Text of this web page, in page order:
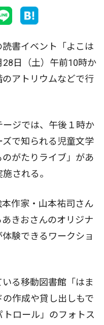
書イベント「よこは
日（土）午前10時か
アトリウムなどで行
ジでは、午後１時か
で知られる児童文学
がたりライブ」があ
される。
作家・山本祐司さん
きおさんのオリジナ
験できるワークショ
る移動図書館「はま
作成や貸し出しもで
ロール」のフォトス